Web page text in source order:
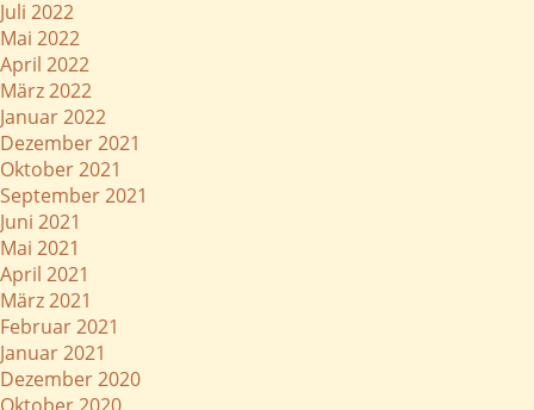
Juli 2022
Mai 2022
April 2022
März 2022
Januar 2022
Dezember 2021
Oktober 2021
September 2021
Juni 2021
Mai 2021
April 2021
März 2021
Februar 2021
Januar 2021
Dezember 2020